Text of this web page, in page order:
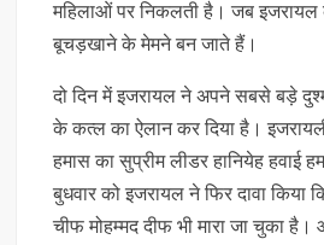
महिलाओं पर निकलती है। जब इजरायल
बूचड़खाने के मेमने बन जाते हैं।
दो दिन में इजरायल ने अपने सबसे बड़े
के कत्ल का ऐलान कर दिया है।
हमास का सुप्रीम लीडर हानियेह हवाई
बुधवार को इजरायल ने फिर दावा किया
चीफ मोहम्मद दीफ भी मारा जा चुका